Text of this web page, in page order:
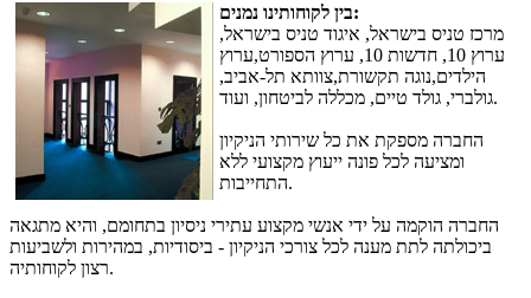
בין לקוחותינו נמנים:
מרכז טניס בישראל, איגוד טניס בישראל,
ערוץ 10, חדשות 10, ערוץ הספורט,ערוץ
הילדים,נוגה תקשורת,צוותא תל-אביב,
גולברי, גולד טיים, מכללה לביטחון, ועוד.
החברה מספקת את כל שירותי הניקיון
ומציעה לכל פונה ייעוץ מקצועי ללא
התחייבות.
החברה הוקמה על ידי אנשי מקצוע עתירי ניסיון בתחומם, והיא מתגאה
ביכולתה לתת מענה לכל צורכי הניקיון - ביסודיות, במהירות ולשביעות
רצון לקוחותיה.